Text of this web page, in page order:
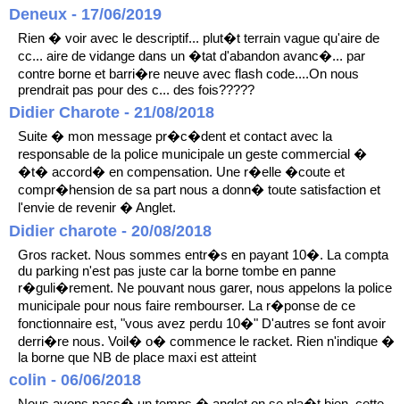
Deneux - 17/06/2019
Rien � voir avec le descriptif... plut�t terrain vague qu'aire de
cc... aire de vidange dans un �tat d'abandon avanc�... par
contre borne et barri�re neuve avec flash code....On nous
prendrait pas pour des c... des fois?????
Didier Charote - 21/08/2018
Suite � mon message pr�c�dent et contact avec la
responsable de la police municipale un geste commercial �
�t� accord� en compensation. Une r�elle �coute et
compr�hension de sa part nous a donn� toute satisfaction et
l'envie de revenir � Anglet.
Didier charote - 20/08/2018
Gros racket. Nous sommes entr�s en payant 10�. La compta
du parking n'est pas juste car la borne tombe en panne
r�guli�rement. Ne pouvant nous garer, nous appelons la police
municipale pour nous faire rembourser. La r�ponse de ce
fonctionnaire est, "vous avez perdu 10�" D'autres se font avoir
derri�re nous. Voil� o� commence le racket. Rien n'indique �
la borne que NB de place maxi est atteint
colin - 06/06/2018